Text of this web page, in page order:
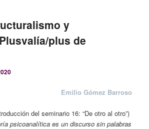
y
plus de
Emilio Gómez Barroso
del seminario 16: “De otro al otro”)
psicoanalítica es un discurso sin palabras